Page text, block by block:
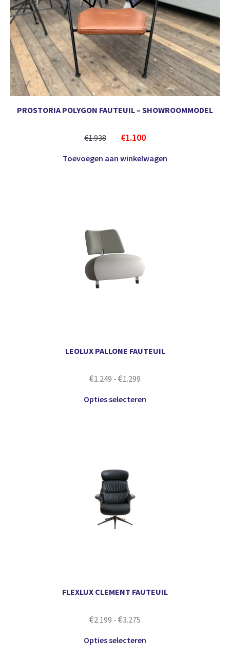
PROSTORIA POLYGON FAUTEUIL – SHOWROOMMODEL
€1.938 €1.100
Toevoegen aan winkelwagen
LEOLUX PALLONE FAUTEUIL
€1.249 - €1.299
Opties selecteren
FLEXLUX CLEMENT FAUTEUIL
€2.199 - €3.275
Opties selecteren